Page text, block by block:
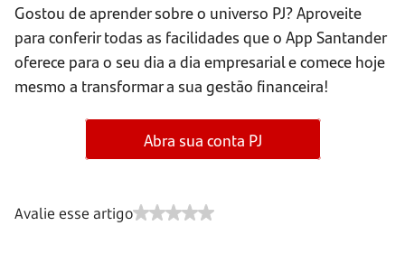
Gostou de aprender sobre o universo PJ? Aproveite
para conferir todas as facilidades que o App Santander
oferece para o seu dia a dia empresarial e comece hoje
mesmo a transformar a sua gestão financeira!
Abra sua conta PJ
Avalie esse artigo